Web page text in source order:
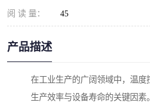
阅 读 量： 45
产品描述
在工业生产的广阔领域中，温度
生产效率与设备寿命的关键因素